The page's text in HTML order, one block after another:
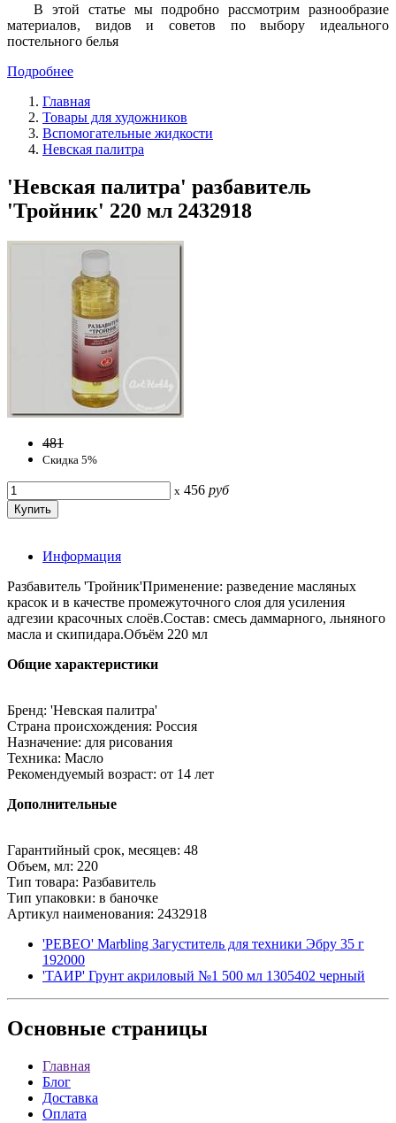
В этой статье мы подробно рассмотрим разнообразие
материалов, видов и советов по выбору идеального
постельного белья
Подробнее
Главная
Товары для художников
Вспомогательные жидкости
Невская палитра
'Невская палитра' разбавитель
'Тройник' 220 мл 2432918
481
Скидка 5%
x 456 руб
Информация
Разбавитель 'Тройник'Применение: разведение масляных
красок и в качестве промежуточного слоя для усиления
адгезии красочных слоёв.Состав: смесь даммарного, льняного
масла и скипидара.Объём 220 мл
Общие характеристики
Бренд: 'Невская палитра'
Страна происхождения: Россия
Назначение: для рисования
Техника: Масло
Рекомендуемый возраст: от 14 лет
Дополнительные
Гарантийный срок, месяцев: 48
Объем, мл: 220
Тип товара: Разбавитель
Тип упаковки: в баночке
Артикул наименования: 2432918
'PEBEO' Marbling Загуститель для техники Эбру 35 г
192000
'ТАИР' Грунт акриловый №1 500 мл 1305402 черный
Основные страницы
Главная
Блог
Доставка
Оплата